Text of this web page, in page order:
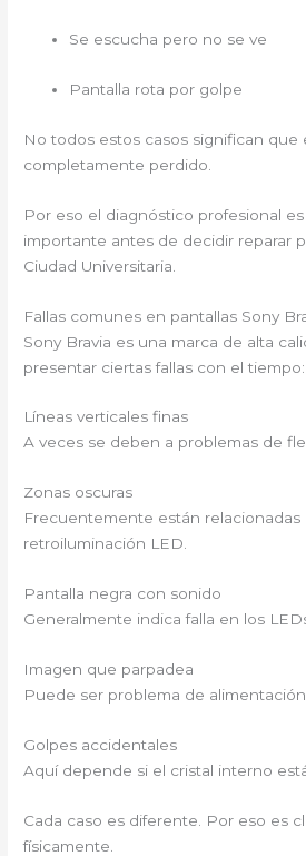
Se escucha pero no se ve
Pantalla rota por golpe
No todos estos casos significan que
completamente perdido.
Por eso el diagnóstico profesional
importante antes de decidir reparar
Ciudad Universitaria.
Fallas comunes en pantallas Sony
Sony Bravia es una marca de alta
presentar ciertas fallas con el tiempo:
Líneas verticales finas
A veces se deben a problemas de
Zonas oscuras
Frecuentemente están relacionadas
retroiluminación LED.
Pantalla negra con sonido
Generalmente indica falla en los
Imagen que parpadea
Puede ser problema de
Golpes accidentales
Aquí depende si el cristal interno
Cada caso es diferente. Por eso es
físicamente.